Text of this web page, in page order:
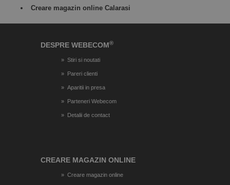
Creare magazin online Calarasi
DESPRE WEBECOM®
Stiri si noutati
Pareri clienti
Aparitii in presa
Parteneri Webecom
Detalii de contact
CREARE MAGAZIN ONLINE
Creare magazin online